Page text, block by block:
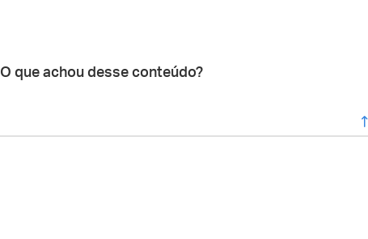
O que achou desse conteúdo?
enviar